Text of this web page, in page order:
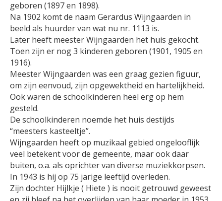
geboren (1897 en 1898).
Na 1902 komt de naam Gerardus Wijngaarden in
beeld als huurder van wat nu nr. 1113 is.
Later heeft meester Wijngaarden het huis gekocht.
Toen zijn er nog 3 kinderen geboren (1901, 1905 en
1916).
Meester Wijngaarden was een graag gezien figuur,
om zijn eenvoud, zijn opgewektheid en hartelijkheid.
Ook waren de schoolkinderen heel erg op hem
gesteld.
De schoolkinderen noemde het huis destijds
“meesters kasteeltje”.
Wijngaarden heeft op muzikaal gebied ongelooflijk
veel betekent voor de gemeente, maar ook daar
buiten, o.a. als oprichter van diverse muziekkorpsen.
In 1943 is hij op 75 jarige leeftijd overleden.
Zijn dochter Hijlkje ( Hiete ) is nooit getrouwd geweest